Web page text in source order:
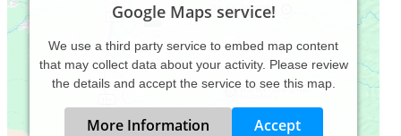
Google Maps service!
We use a third party service to embed map content
that may collect data about your activity. Please review
the details and accept the service to see this map.
More Information Accept